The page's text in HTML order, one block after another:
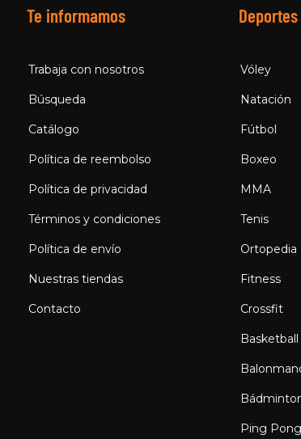
Te informamos
Trabaja con nosotros
Búsqueda
Catálogo
Política de reembolso
Política de privacidad
Términos y condiciones
Política de envío
Nuestras tiendas
Contacto
Deportes
Vóley
Natación
Fútbol
Boxeo
MMA
Tenis
Ortopedia
Fitness
Crossfit
Basketball
Ping Pong